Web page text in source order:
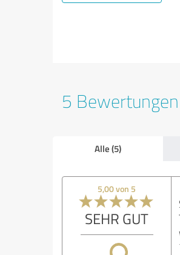
5
Alle (5)
5,00 von 5
SEHR GUT